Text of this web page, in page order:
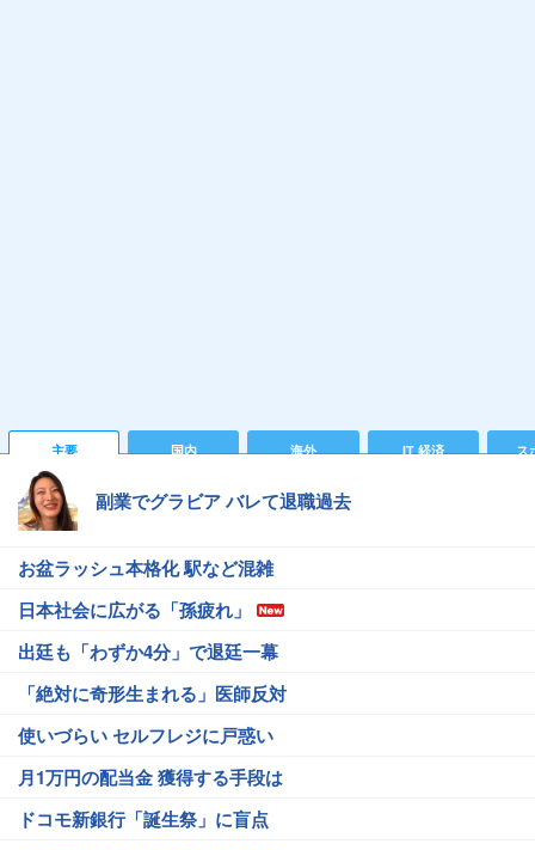
主要 国内 海外 IT 経済 ス
副業でグラビア バレて退職過去
お盆ラッシュ本格化 駅など混雑
日本社会に広がる「孫疲れ」
出廷も「わずか4分」で退廷一幕
「絶対に奇形生まれる」医師反対
使いづらい セルフレジに戸惑い
月1万円の配当金 獲得する手段は
ドコモ新銀行「誕生祭」に盲点